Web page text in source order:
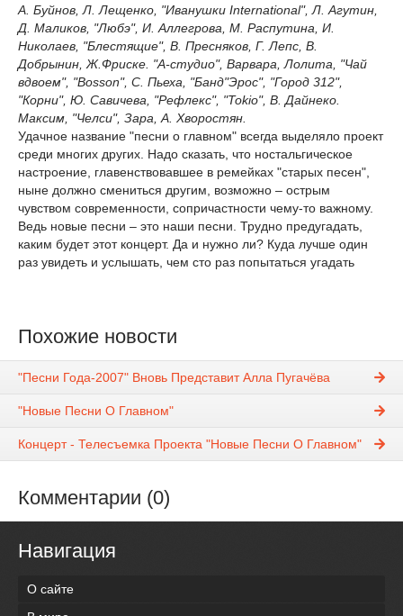
А. Буйнов, Л. Лещенко, "Иванушки International", Л. Агутин,
Д. Маликов, "Любэ", И. Аллегрова, М. Распутина, И.
Николаев, "Блестящие", В. Пресняков, Г. Лепс, В.
Добрынин, Ж.Фриске. "А-студио", Варвара, Лолита, "Чай
вдвоем", "Bosson", С. Пьеха, "Банд"Эрос", "Город 312",
"Корни", Ю. Савичева, "Рефлекс", "Tokio", В. Дайнеко.
Максим, "Челси", Зара, А. Хворостян.
Удачное название "песни о главном" всегда выделяло проект
среди многих других. Надо сказать, что ностальгическое
настроение, главенствовавшее в ремейках "старых песен",
ныне должно смениться другим, возможно – острым
чувством современности, сопричастности чему-то важному.
Ведь новые песни – это наши песни. Трудно предугадать,
каким будет этот концерт. Да и нужно ли? Куда лучше один
раз увидеть и услышать, чем сто раз попытаться угадать
Похожие новости
"Песни Года-2007" Вновь Представит Алла Пугачёва
"Новые Песни О Главном"
Концерт - Телесъемка Проекта "Новые Песни О Главном"
Комментарии (0)
Навигация
О сайте